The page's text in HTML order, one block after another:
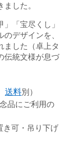
した。
「宝尽くし」
デザインを、
ました（卓上タ
伝統文様が息づ
送料別）
品にご利用の
可・吊り下げ